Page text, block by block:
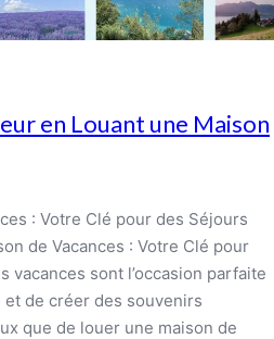
en Louant une Maison
: Votre Clé pour des Séjours
de Vacances : Votre Clé pour
vacances sont l’occasion parfaite
et de créer des souvenirs
que de louer une maison de